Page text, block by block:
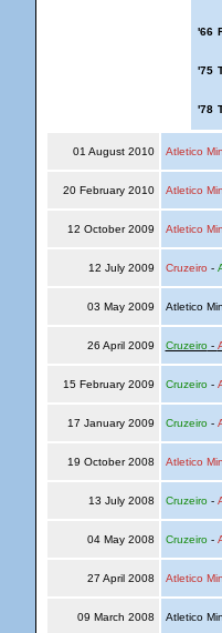
'66
'75
'78
01 August 2010 Atletico
20 February 2010 Atletico
12 October 2009 Atletico
12 July 2009 Cruzeiro -
03 May 2009 Atletico
26 April 2009 Cruzeiro-
15 February 2009 Cruzeiro-
17 January 2009 Cruzeiro-
19 October 2008 Atletico
13 July 2008 Cruzeiro-
04 May 2008 Cruzeiro-
27 April 2008 Atletico
09 March 2008 Atletico